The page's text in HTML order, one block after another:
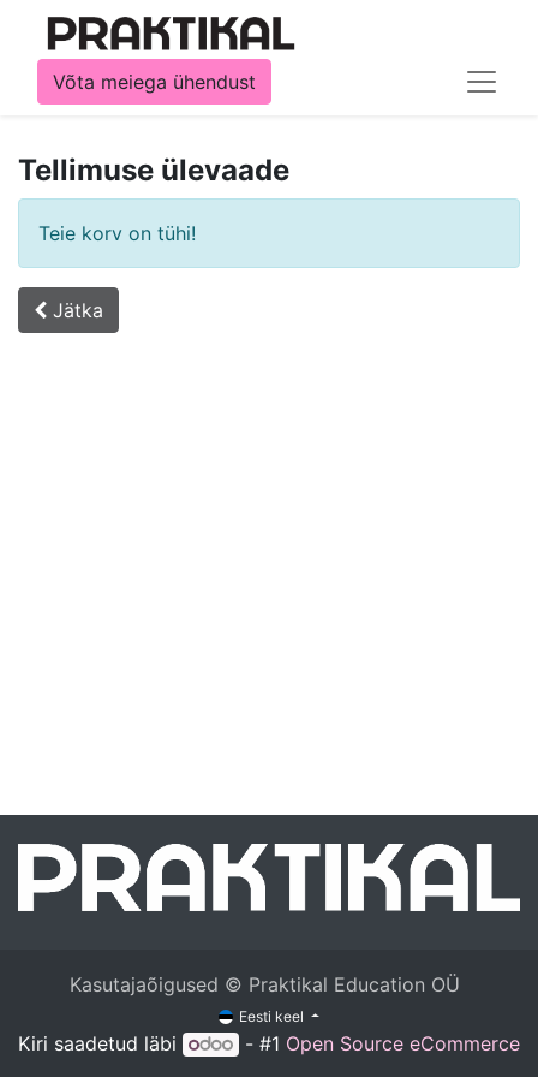
Võta meiega ühendust
Tellimuse ülevaade
Teie korv on tühi!
Jätka
Kasutajaõigused © Praktikal Education OÜ
Eesti keel
Kiri saadetud läbi - #1 Open Source eCommerce